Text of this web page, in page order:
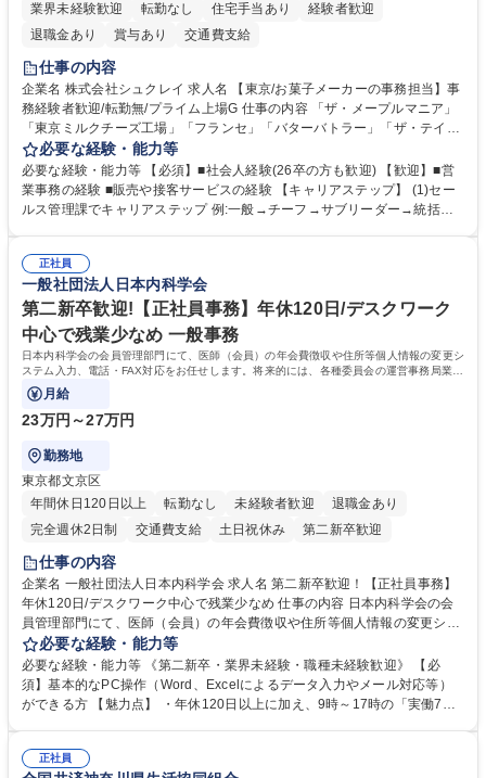
業界未経験歓迎
転勤なし 住宅手当あり
経験者歓迎
退職金あり
賞与あり 交通費支給
仕事の内容
企業名 株式会社シュクレイ 求人名 【東京/お菓子メーカーの事務担当】事
務経験者歓迎/転勤無/プライム上場G 仕事の内容 「ザ・メープルマニア」
「東京ミルクチーズ工場」「フランセ」「バターバトラー」「ザ・テイラ
ー」「DROOLY」等のブランドを多数展開する当社にて、オリジナル菓子
ブランド商品の事務業務をお任せいたします。 【具体的な業務内容】 ■店
舗からの発注受付/PC入力業務 ■受電対応(社内/社外) ■商品のマスター登
録 ■日々の売上抽出・報告 ■提携企業への書類送付業務 ■契約書管理業務
必要な経験・能力等
必要な経験・能力等 【必須】■社会人経験(26卒の方も歓迎) 【歓迎】■営
業事務の経験 ■販売や接客サービスの経験 【キャリアステップ】 (1)セー
ルス管理課でキャリアステップ 例:一般→チーフ→サブリーダー→統括リ
や個別面談を通してご自身のキャリアと向き合っていただき、会社として
もバックアップしていきます。 学歴・資格 学歴：大学院 大学 高専 短大
専修学校 高校 語学力： 資格：
正社員
一般社団法人日本内科学会
第二新卒歓迎!【正社員事務】年休120日/デスクワーク
中心で残業少なめ 一般事務
日本内科学会の会員管理部門にて、医師（会員）の年会費徴収や住所等個人情報の変更シ
ステム入力、電話・FAX対応をお任せします。将来的には、各種委員会の運営事務局業務
などにも幅広く携わっていただきます。
月給
23万円～27万円
勤務地
東京都文京区
年間休日120日以上
転勤なし 未経験者歓迎
退職金あり
完全週休2日制
交通費支給 土日祝休み 第二新卒歓迎
仕事の内容
企業名 一般社団法人日本内科学会 求人名 第二新卒歓迎！【正社員事務】
年休120日/デスクワーク中心で残業少なめ 仕事の内容 日本内科学会の会
員管理部門にて、医師（会員）の年会費徴収や住所等個人情報の変更シス
テム入力、電話・FAX対応をお任せします。将来的には、各種委員会の運
営事務局業務などにも幅広く携わっていただきます。 【会員管理・データ
入力業務】 ・医師（会員）の住所変更、個人情報のシステム登録・更新
・年会費の徴収管理や入金データの照合確認 【問い合わせ対応】 ・会員
年休120日/デスクワーク中心で残業少なめ
必要な経験・能力等
必要な経験・能力等 《第二新卒・業界未経験・職種未経験歓迎》 【必
須】基本的なPC操作（Word、Excelによるデータ入力やメール対応等）
ができる方 【魅力点】 ・年休120日以上に加え、9時～17時の「実働7時
整、資料作成、当日の運営サポート 学歴・資格 学歴：大学院 大学 語学
正社員